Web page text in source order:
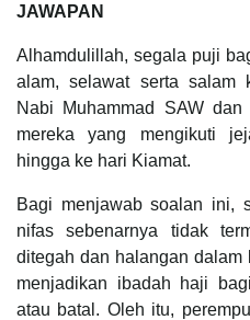
JAWAPAN
Alhamdulillah, segala puji
alam, selawat serta salam
Nabi Muhammad SAW
mereka yang mengikuti
hingga ke hari Kiamat.
Bagi menjawab soalan ini,
nifas sebenarnya tidak
ditegah dan halangan dalam
menjadikan ibadah haji
atau batal. Oleh itu,